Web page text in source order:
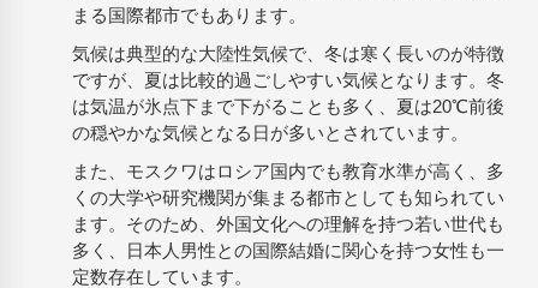
まる国際都市でもあります。
気候は典型的な大陸性気候で、冬は寒く長いのが特徴
ですが、夏は比較的過ごしやすい気候となります。冬
は気温が氷点下まで下がることも多く、夏は20℃前後
の穏やかな気候となる日が多いとされています。
また、モスクワはロシア国内でも教育水準が高く、多
くの大学や研究機関が集まる都市としても知られてい
ます。そのため、外国文化への理解を持つ若い世代も
多く、日本人男性との国際結婚に関心を持つ女性も一
定数存在しています。